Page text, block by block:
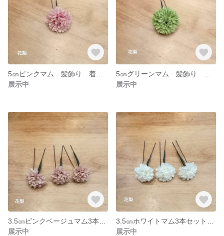
展示中
展示中
展示中
展示中